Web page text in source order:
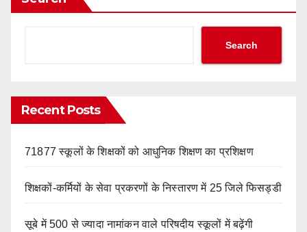
Search
Recent Posts
71877 स्कूलों के शिक्षकों को आधुनिक शिक्षण का प्रशिक्षण
शिक्षकों-कर्मियों के सेवा प्रकरणों के निस्तारण में 25 जिले फिसड्डी
सूबे में 500 से ज्यादा नामांकन वाले परिषदीय स्कूलों में बढ़ेंगी